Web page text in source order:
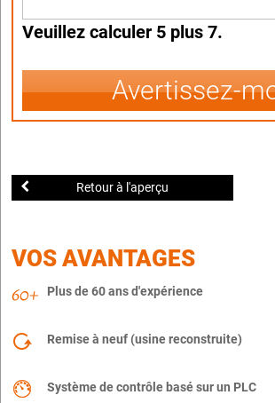
Veuillez calculer 5 plus 7.
Avertissez-
Retour à l'aperçu
VOS AVANTAGES
Plus de 60 ans d'expérience
Remise à neuf (usine reconstruite)
Système de contrôle basé sur un PLC